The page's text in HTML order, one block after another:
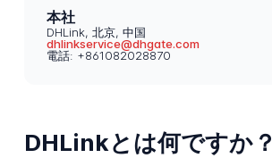
本社
DHLink, 北京, 中国
dhlinkservice@dhgate.com
電話: +861082028870
DHLinkとは何ですか？